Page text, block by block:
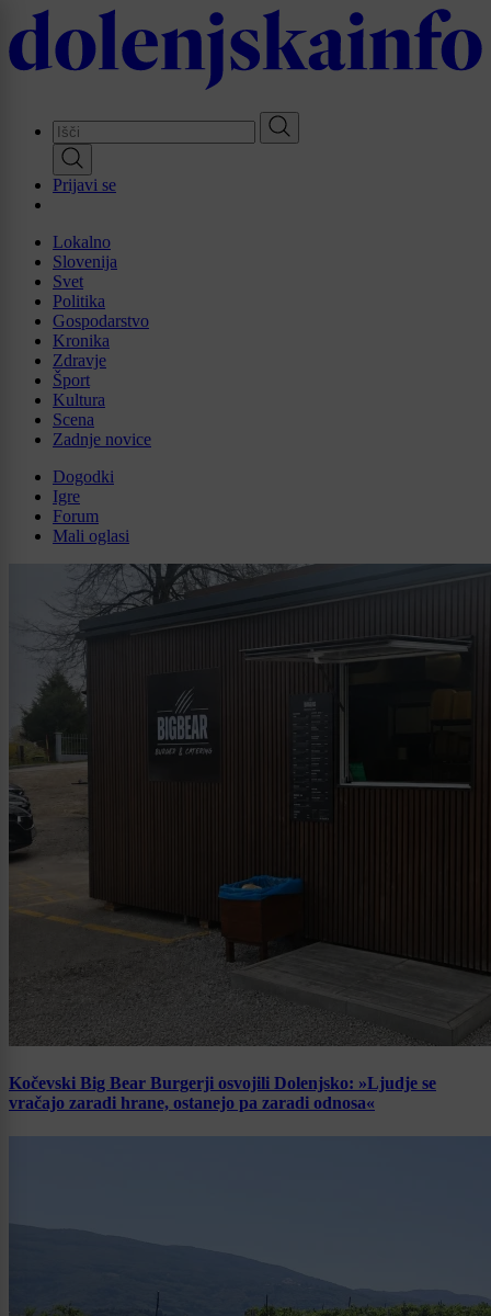
Skip
to
main
Prijavi se
Lokalno
Slovenija
Svet
Politika
Gospodarstvo
Kronika
Zdravje
Šport
Kultura
Scena
Zadnje novice
Dogodki
Igre
Forum
Mali oglasi
Kočevski Big Bear Burgerji osvojili Dolenjsko: »Ljudje se
vračajo zaradi hrane, ostanejo pa zaradi odnosa«